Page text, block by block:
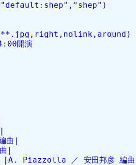
開演
曲|
|
）|A. Piazzolla ／ 安田邦彦 編曲|